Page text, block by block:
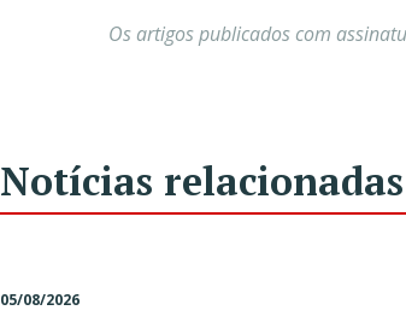
Os artigos publicados com
Notícias relacionadas
05/08/2026